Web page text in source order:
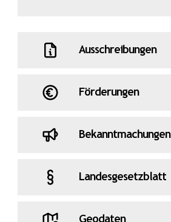
Ausschreibungen
Förderungen
Bekanntmachungen
Landesgesetzblatt
Geodaten